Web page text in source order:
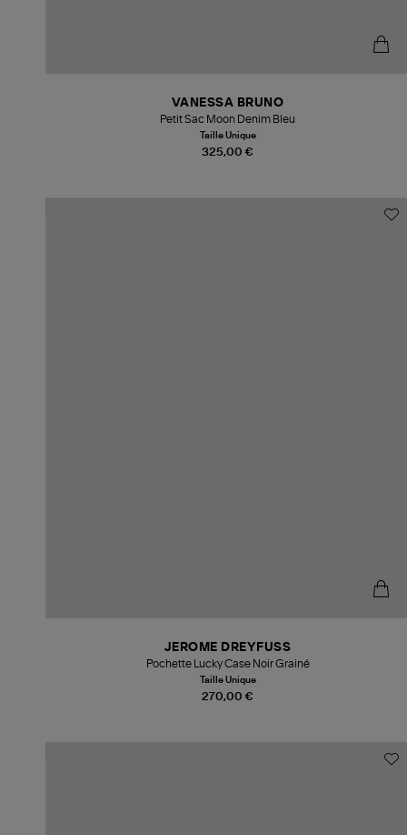
325,00 €
VANESSA BRUNO
Petit Sac Moon Denim Bleu
Taille Unique
270,00 €
JEROME DREYFUSS
Pochette Lucky Case Noir Grainé
Taille Unique